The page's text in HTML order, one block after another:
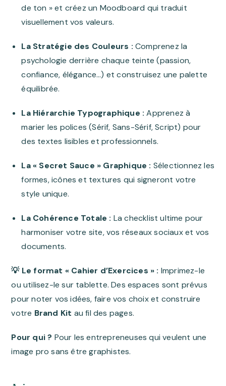
de ton » et créez un Moodboard qui traduit
visuellement vos valeurs.
La Stratégie des Couleurs : Comprenez la
psychologie derrière chaque teinte (passion,
confiance, élégance…) et construisez une palette
équilibrée.
La Hiérarchie Typographique : Apprenez à
marier les polices (Sérif, Sans-Sérif, Script) pour
des textes lisibles et professionnels.
La « Secret Sauce » Graphique : Sélectionnez les
formes, icônes et textures qui signeront votre
style unique.
La Cohérence Totale : La checklist ultime pour
harmoniser votre site, vos réseaux sociaux et vos
documents.
💡 Le format « Cahier d’Exercices » : Imprimez-le
ou utilisez-le sur tablette.Des espaces sont prévus
pour noter vos idées, faire vos choix et construire
votre Brand Kit au fil des pages.
Pour qui ? Pour les entrepreneuses qui veulent une
image pro sans être graphistes.